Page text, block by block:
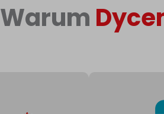
Warum